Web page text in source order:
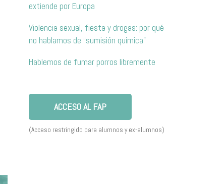
extiende por Europa
Violencia sexual, fiesta y drogas: por qué
no hablamos de “sumisión química”
Hablemos de fumar porros libremente
ACCESO AL FAP
(Acceso restringido para alumnos y ex-alumnos)